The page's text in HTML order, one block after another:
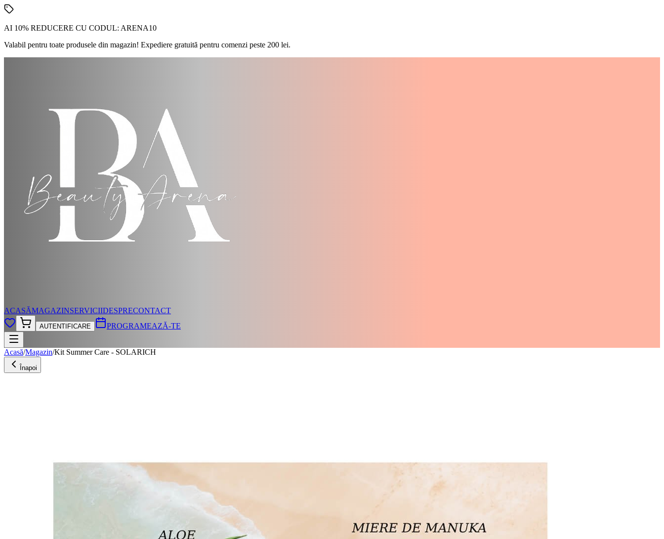
AI 10% REDUCERE CU CODUL: ARENA10
Valabil pentru toate produsele din magazin! Expediere gratuită pentru comenzi peste 200 lei.
ACASĂMAGAZINSERVICIIDESPRECONTACT
AUTENTIFICARE PROGRAMEAZĂ-TE
Acasă/Magazin/Kit Summer Care - SOLARICH
Înapoi